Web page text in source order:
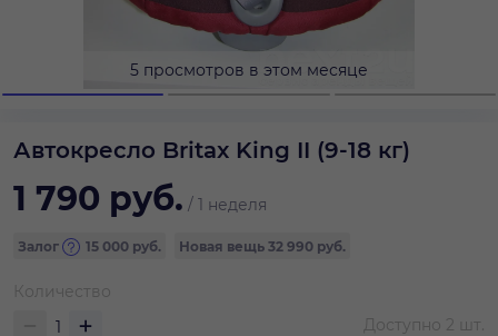
5 просмотров в этом месяце
Автокресло Britax King II (9-18 кг)
1 790 руб. / 1 неделя
Залог 15 000 руб. Новая вещь 32 990 руб.
Количество
Доступно 2 шт.